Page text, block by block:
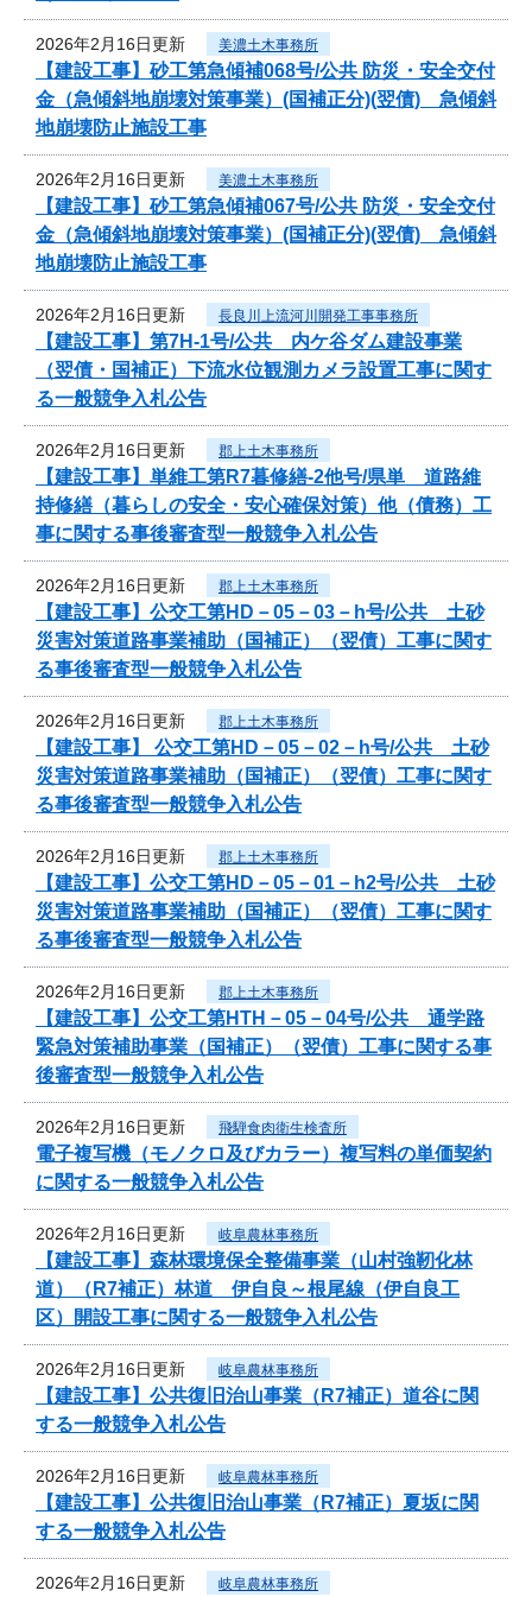
2026年2月16日更新 美濃土木事務所
【建設工事】砂工第急傾補068号/公共 防災・安全交付
金（急傾斜地崩壊対策事業）(国補正分)(翌債) 急傾斜
地崩壊防止施設工事
2026年2月16日更新 美濃土木事務所
【建設工事】砂工第急傾補067号/公共 防災・安全交付
金（急傾斜地崩壊対策事業）(国補正分)(翌債) 急傾斜
地崩壊防止施設工事
2026年2月16日更新 長良川上流河川開発工事事務所
【建設工事】第7H-1号/公共 内ケ谷ダム建設事業
（翌債・国補正）下流水位観測カメラ設置工事に関す
る一般競争入札公告
2026年2月16日更新 郡上土木事務所
【建設工事】単維工第R7暮修繕-2他号/県単 道路維
持修繕（暮らしの安全・安心確保対策）他（債務）工
事に関する事後審査型一般競争入札公告
2026年2月16日更新 郡上土木事務所
【建設工事】公交工第HD－05－03－h号/公共 土砂
災害対策道路事業補助（国補正）（翌債）工事に関す
る事後審査型一般競争入札公告
2026年2月16日更新 郡上土木事務所
【建設工事】 公交工第HD－05－02－h号/公共 土砂
災害対策道路事業補助（国補正）（翌債）工事に関す
る事後審査型一般競争入札公告
2026年2月16日更新 郡上土木事務所
【建設工事】公交工第HD－05－01－h2号/公共 土砂
災害対策道路事業補助（国補正）（翌債）工事に関す
る事後審査型一般競争入札公告
2026年2月16日更新 郡上土木事務所
【建設工事】公交工第HTH－05－04号/公共 通学路
緊急対策補助事業（国補正）（翌債）工事に関する事
後審査型一般競争入札公告
2026年2月16日更新 飛騨食肉衛生検査所
電子複写機（モノクロ及びカラー）複写料の単価契約
に関する一般競争入札公告
2026年2月16日更新 岐阜農林事務所
【建設工事】森林環境保全整備事業（山村強靭化林
道）（R7補正）林道 伊自良～根尾線（伊自良工
区）開設工事に関する一般競争入札公告
2026年2月16日更新 岐阜農林事務所
【建設工事】公共復旧治山事業（R7補正）道谷に関
する一般競争入札公告
2026年2月16日更新 岐阜農林事務所
【建設工事】公共復旧治山事業（R7補正）夏坂に関
する一般競争入札公告
2026年2月16日更新 岐阜農林事務所